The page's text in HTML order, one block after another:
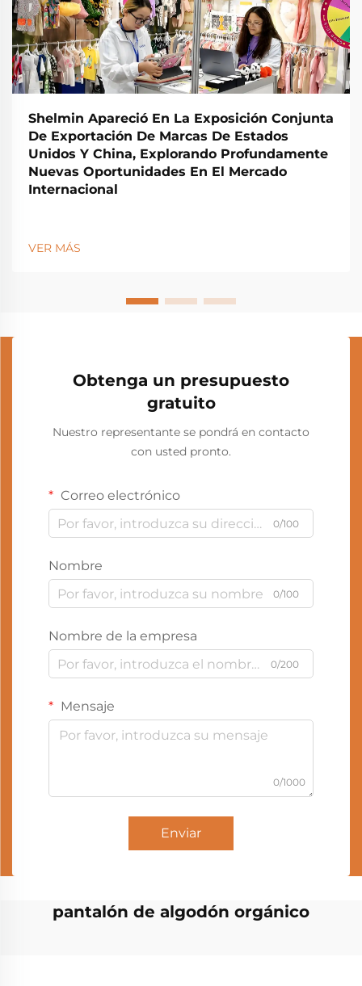
Shelmin Apareció En La Exposición Conjunta
De Exportación De Marcas De Estados
Unidos Y China, Explorando Profundamente
Nuevas Oportunidades En El Mercado
Internacional
VER MÁS
Obtenga un presupuesto
gratuito
Nuestro representante se pondrá en contacto
con usted pronto.
Correo electrónico
0/100
Nombre
0/100
Nombre de la empresa
0/200
Mensaje
0/1000
Enviar
pantalón de algodón orgánico